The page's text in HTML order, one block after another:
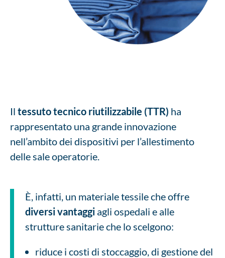
Il tessuto tecnico riutilizzabile (TTR) ha
rappresentato una grande innovazione
nell’ambito dei dispositivi per l’allestimento
delle sale operatorie.
È, infatti, un materiale tessile che offre
diversi vantaggi agli ospedali e alle
strutture sanitarie che lo scelgono:
riduce i costi di stoccaggio, di gestione del